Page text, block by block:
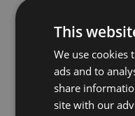
271-MOP | LA
CASA
VISTAS
This
We use cookies
ads and to
share
site with our